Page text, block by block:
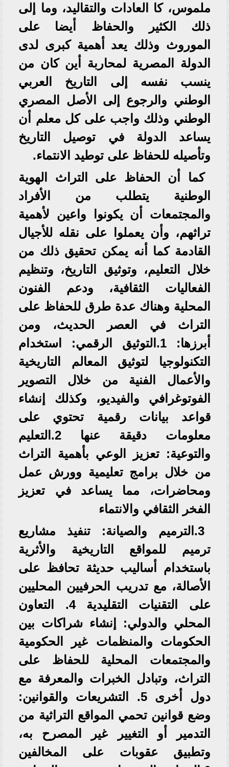
ملموس، كا العادات والتقاليد، وما إلى
ذلك الكثير والحفاظ أيضا على
الموروث وذلك يعد أهمية كبرى لدى
الدولة المصرية لمحاربة أين كان من
ينسب نفسه إلى التاريخ العربي
الوطني والرجوع إلى الأصل المصري
الوطني وذلك واجب على كل معلم أن
يساعد الدولة في توصيل التاريخ
وتأصيله للحفاظ على توطيد الانتماء.
كما أن الحفاظ على التراث الهوية
الوطنية يتطلب من الأفراد
والمجتمعات أن يكونوا واعين لأهمية
تراثهم، وأن يعملوا على نقله للأجيال
القادمة كما أنه يمكن تحقيق ذلك من
خلال التعليم، وتوثيق التاريخ، وتنظيم
الفعاليات الثقافية، ودعم الفنون
المحلية وهناك عدة طرق للحفاظ على
التراث في العصر الحديث، ومن
أبرزها: 1.التوثيق الرقمي: استخدام
التكنولوجيا لتوثيق المعالم التاريخية
والأعمال الفنية من خلال التصوير
الفوتوغرافي والفيديو، وكذلك إنشاء
قواعد بيانات رقمية تحتوي على
معلومات دقيقة عنها 2.التعليم
والتوعية: تعزيز الوعي بأهمية التراث
من خلال برامج تعليمية وورش عمل
ومحاضرات، مما يساعد في تعزيز
الفخر الثقافي والانتماء
3.الترميم والصيانة: تنفيذ مشاريع
ترميم للمواقع التاريخية والأثرية
باستخدام أساليب حديثة تحافظ على
الأصالة، مع تدريب الحرفيين المحليين
على التقنيات التقليدية 4. التعاون
المحلي والدولي: إنشاء شراكات بين
الحكومات والمنظمات غير الحكومية
والمجتمعات المحلية للحفاظ على
التراث، وتبادل الخبرات والمعرفة مع
دول أخرى 5. التشريعات والقوانين:
وضع قوانين تحمي المواقع التراثية من
التدمير أو التغيير غير المصرح به،
وتطبيق عقوبات على المخالفين